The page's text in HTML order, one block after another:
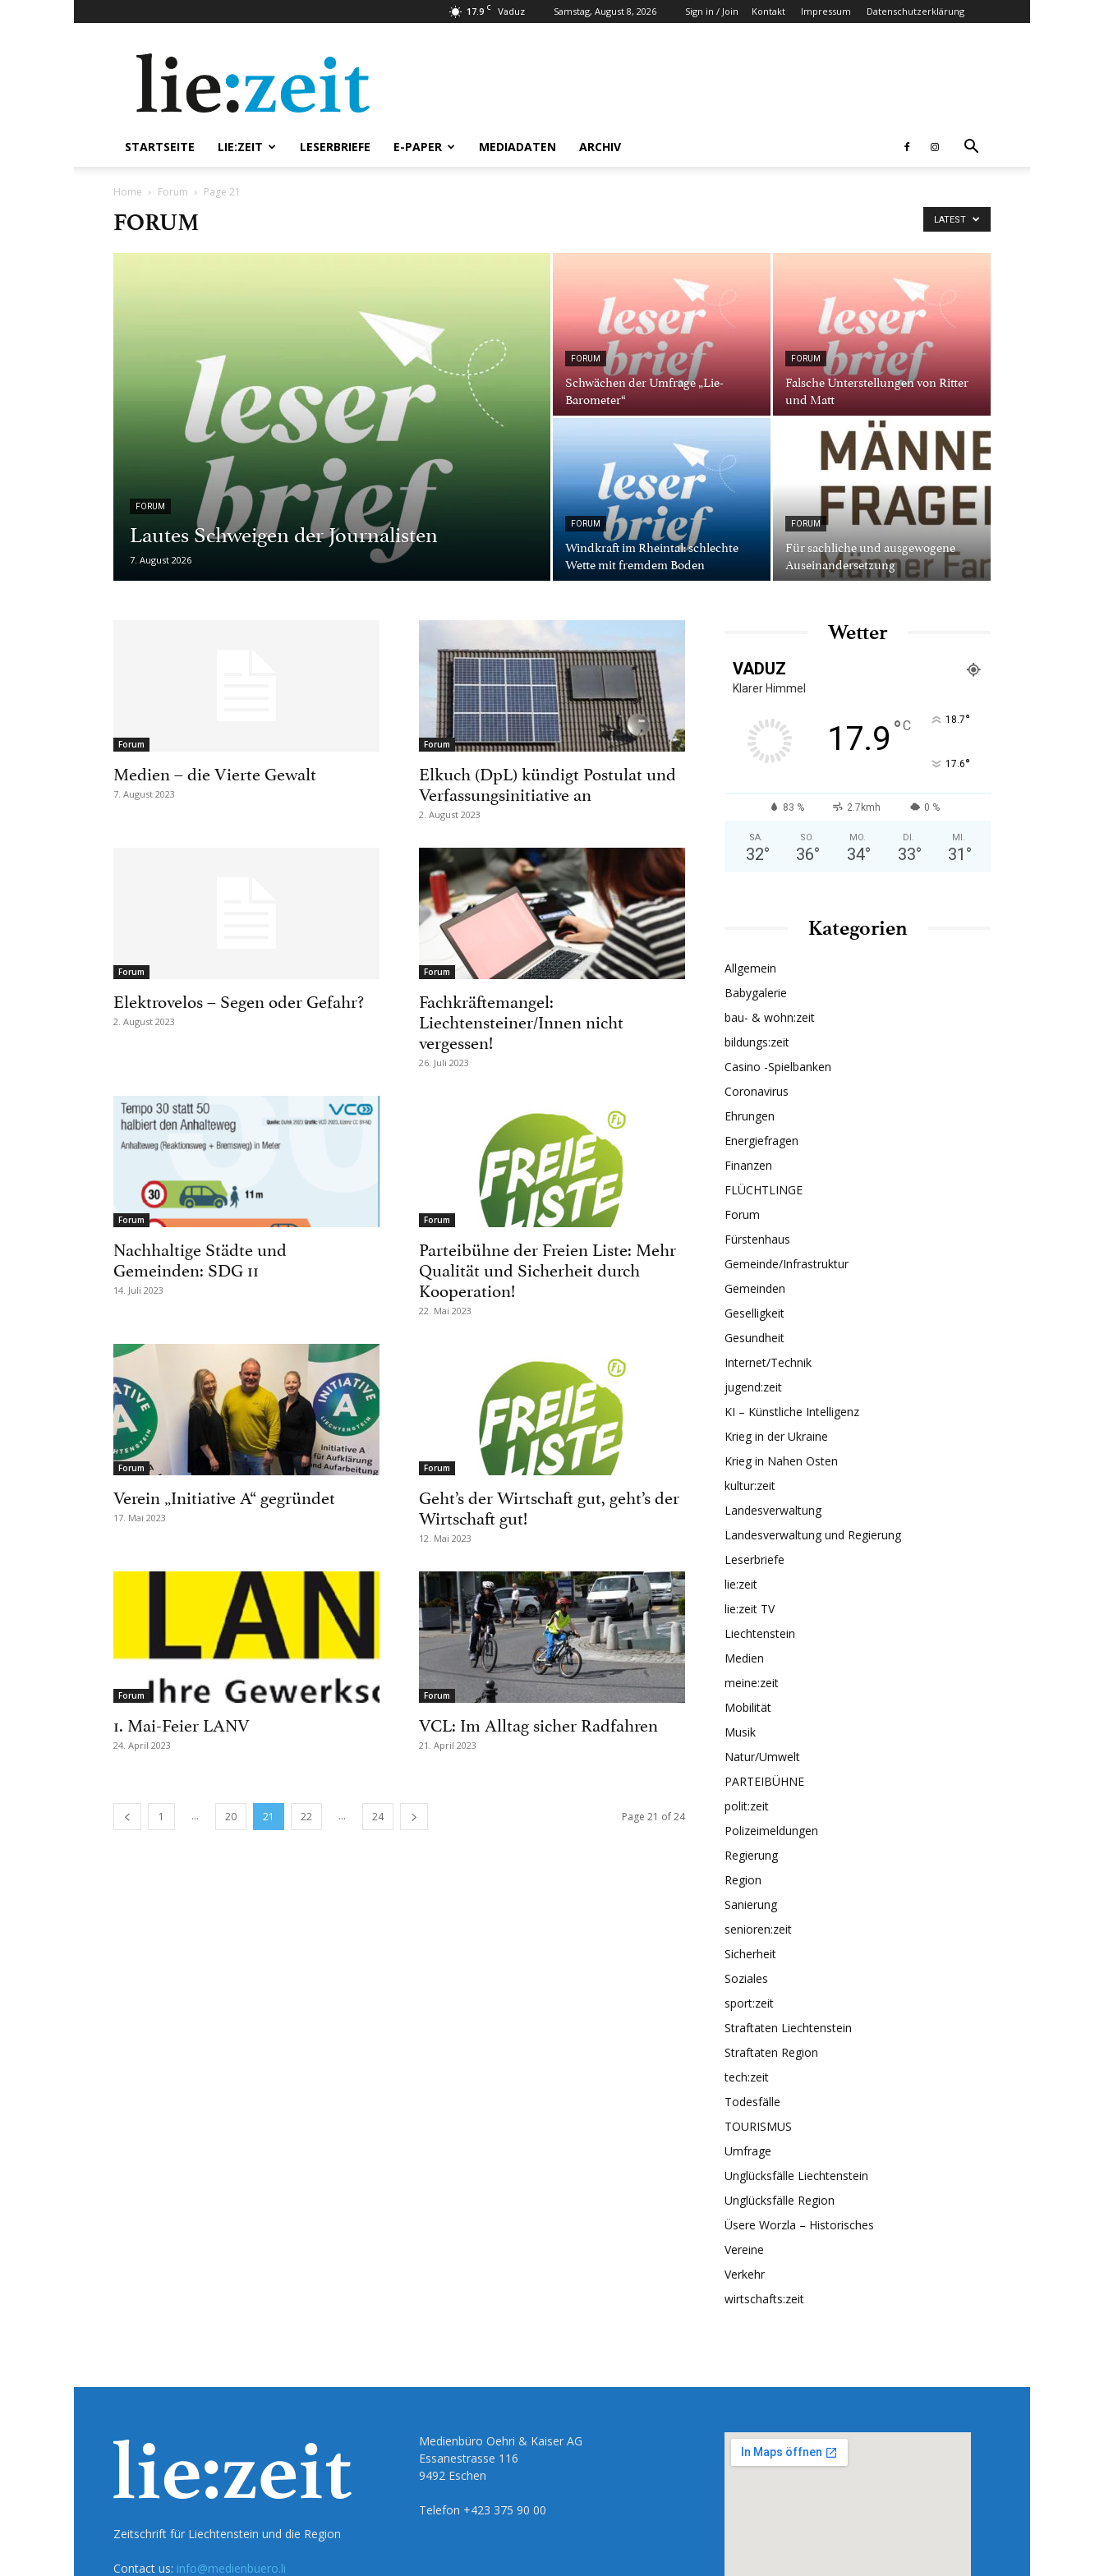
17.9 C Vaduz Samstag, August 8, 2026 Sign in / Join Kontakt Impressum Datenschutzerklärung
STARTSEITE LIE:ZEIT LESERBRIEFE E-PAPER MEDIADATEN ARCHIV
Home Forum Page 21
FORUM LATEST
FORUM
Lautes Schweigen der Journalisten
7. August 2026
FORUM
Schwächen der Umfrage „Lie-
Barometer“
FORUM
Falsche Unterstellungen von Ritter
und Matt
FORUM
Windkraft im Rheintal: schlechte
Wette mit fremdem Boden
FORUM
Für sachliche und ausgewogene
Auseinandersetzung
Forum
Medien – die Vierte Gewalt
7. August 2023
Forum
Elkuch (DpL) kündigt Postulat und
Verfassungsinitiative an
2. August 2023
Forum
Elektrovelos – Segen oder Gefahr?
2. August 2023
Forum
Fachkräftemangel:
Liechtensteiner/Innen nicht
vergessen!
26. Juli 2023
Forum
Nachhaltige Städte und
Gemeinden: SDG 11
14. Juli 2023
Forum
Parteibühne der Freien Liste: Mehr
Qualität und Sicherheit durch
Kooperation!
22. Mai 2023
Forum
Verein „Initiative A“ gegründet
17. Mai 2023
Forum
Geht’s der Wirtschaft gut, geht’s der
Wirtschaft gut!
12. Mai 2023
Forum
1. Mai-Feier LANV
24. April 2023
Forum
VCL: Im Alltag sicher Radfahren
21. April 2023
1 ... 20 21 22 ... 24 Page 21 of 24
Wetter
VADUZ
Klarer Himmel
17.9 °C 18.7°
17.6°
83 % 2.7kmh 0 %
SA.
32°
SO.
36°
MO.
34°
DI.
33°
MI.
31 °
Kategorien
Allgemein
Babygalerie
bau- & wohn:zeit
bildungs:zeit
Casino -Spielbanken
Coronavirus
Ehrungen
Energiefragen
Finanzen
FLÜCHTLINGE
Forum
Fürstenhaus
Gemeinde/Infrastruktur
Gemeinden
Geselligkeit
Gesundheit
Internet/Technik
jugend:zeit
KI – Künstliche Intelligenz
Krieg in der Ukraine
Krieg in Nahen Osten
kultur:zeit
Landesverwaltung
Landesverwaltung und Regierung
Leserbriefe
lie:zeit
lie:zeit TV
Liechtenstein
Medien
meine:zeit
Mobilität
Musik
Natur/Umwelt
PARTEIBÜHNE
polit:zeit
Polizeimeldungen
Regierung
Region
Sanierung
senioren:zeit
Sicherheit
Soziales
sport:zeit
Straftaten Liechtenstein
Straftaten Region
tech:zeit
Todesfälle
TOURISMUS
Umfrage
Unglücksfälle Liechtenstein
Unglücksfälle Region
Üsere Worzla – Historisches
Vereine
Verkehr
wirtschafts:zeit
Zeitschrift für Liechtenstein und die Region
Contact us: info@medienbuero.li
Medienbüro Oehri & Kaiser AG
Essanestrasse 116
9492 Eschen
Telefon +423 375 90 00